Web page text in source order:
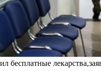
бесплатные